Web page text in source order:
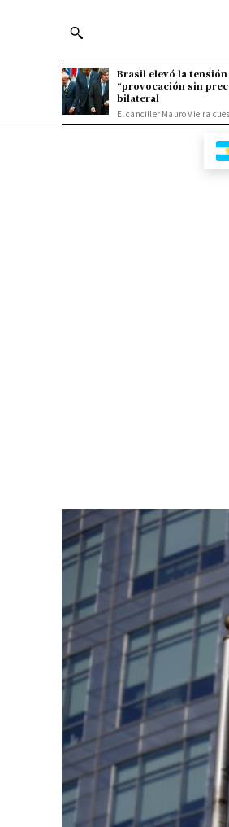
Brasil elevó la
“provocación sin
bilateral
El canciller Mauro Vieira